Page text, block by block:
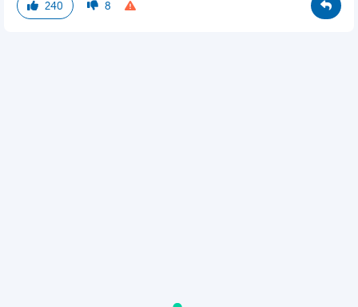
240 8